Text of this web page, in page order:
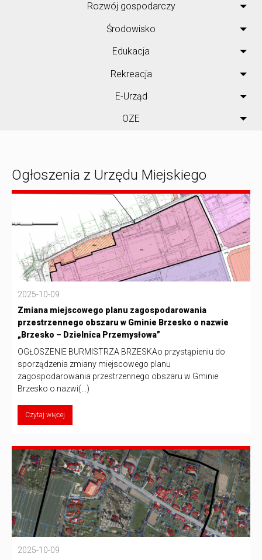
Rozwój gospodarczy
Środowisko
Edukacja
Rekreacja
E-Urząd
OZE
Ogłoszenia z Urzędu Miejskiego
2025-10-09
Zmiana miejscowego planu zagospodarowania
przestrzennego obszaru w Gminie Brzesko o nazwie
„Brzesko – Dzielnica Przemysłowa”
OGŁOSZENIE BURMISTRZA BRZESKAo przystąpieniu do
sporządzenia zmiany miejscowego planu
zagospodarowania przestrzennego obszaru w Gminie
Brzesko o nazwi(...)
Czytaj więcej
2025-10-09